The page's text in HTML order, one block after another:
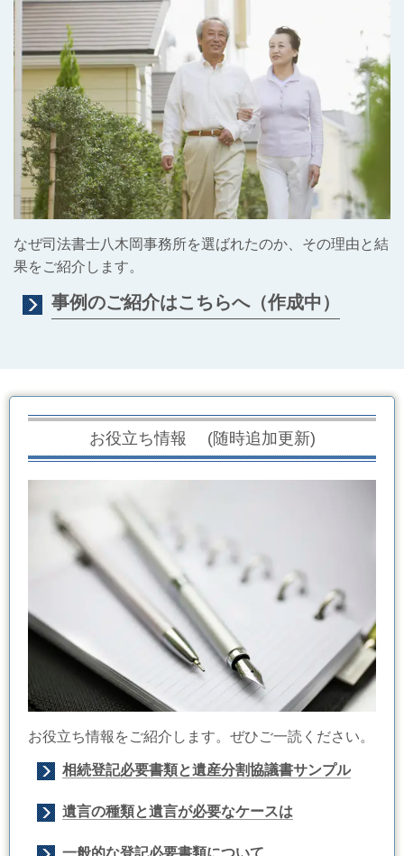
なぜ司法書士八木岡事務所を選ばれたのか、その理由と結
果をご紹介します。
事例のご紹介はこちらへ（作成中）
お役立ち情報 (随時追加更新)
お役立ち情報をご紹介します。ぜひご一読ください。
相続登記必要書類と遺産分割協議書サンプル
遺言の種類と遺言が必要なケースは
一般的な登記必要書類について